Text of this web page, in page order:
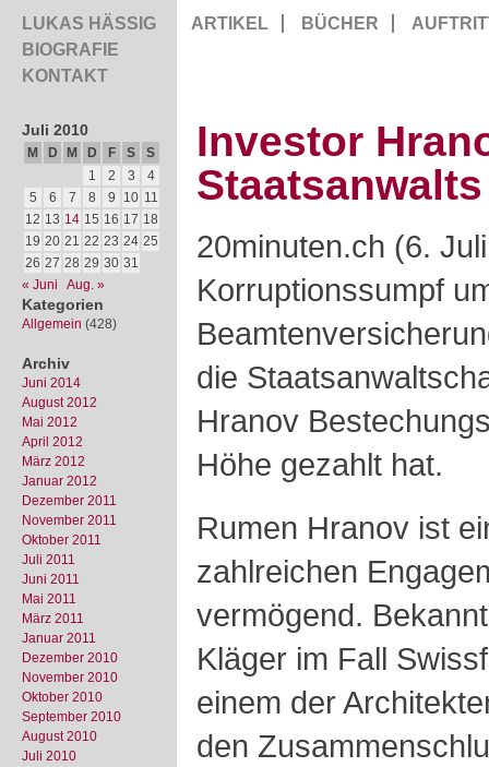
LUKAS HÄSSIG
BIOGRAFIE
KONTAKT
ARTIKEL BÜCHER
Juli 2010
M D M D F S
S
1
2 3
4
5
6 7 8 9 10 11
12 13 14 15 16 17 18
19 20 21 22 23 24 25
26 27 28 29 30 31
« Juni
Aug. »
Kategorien
Allgemein (428)
Archiv
Juni 2014
August 2012
Mai 2012
April 2012
März 2012
Januar 2012
Dezember 2011
November 2011
Oktober 2011
Juli 2011
Juni 2011
Mai 2011
März 2011
Januar 2011
Dezember 2010
November 2010
Oktober 2010
September 2010
August 2010
Juli 2010
Investor
Staatsanwalts
20minuten.ch (6.
Korruptionssumpf
die
Hranov
Höhe gezahlt hat.
Rumen Hranov ist
zahlreichen
vermögend.
Kläger im Fall
einem der
den